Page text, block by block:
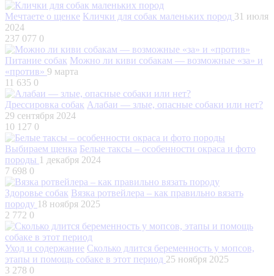
Мечтаете о щенке Клички для собак маленьких пород 31 июля
2024
237 077 0
Питание собак Можно ли киви собакам — возможные «за» и
«против» 9 марта
11 635 0
Дрессировка собак Алабаи — злые, опасные собаки или нет?
29 сентября 2024
10 127 0
Выбираем щенка Белые таксы – особенности окраса и фото
породы 1 декабря 2024
7 698 0
Здоровье собак Вязка ротвейлера – как правильно вязать
породу 18 ноября 2025
2 772 0
Уход и содержание Сколько длится беременность у мопсов,
этапы и помощь собаке в этот период 25 ноября 2025
3 278 0